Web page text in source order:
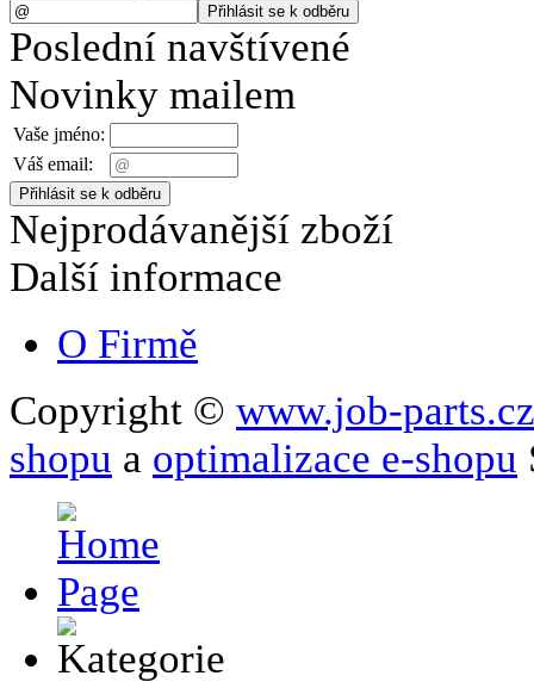
Poslední navštívené
Novinky mailem
Vaše jméno:
Váš email:
Nejprodávanější zboží
Další informace
O Firmě
Copyright © www.job-parts.cz
shopu a optimalizace e-shopu